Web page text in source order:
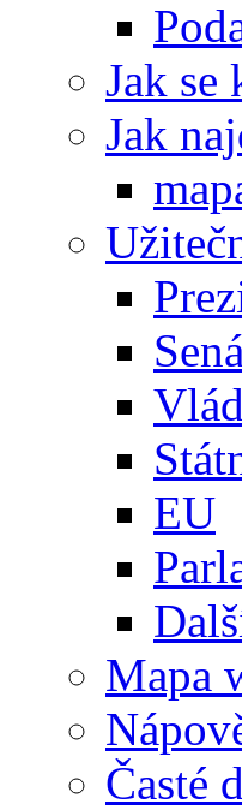
Jak se
Jak
EU
Mapa
Časté